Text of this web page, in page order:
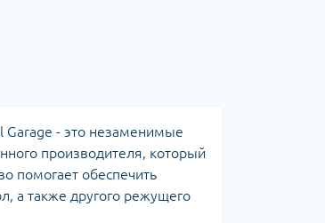
Garage - это незаменимые
производителя, который
помогает обеспечить
а также другого режущего